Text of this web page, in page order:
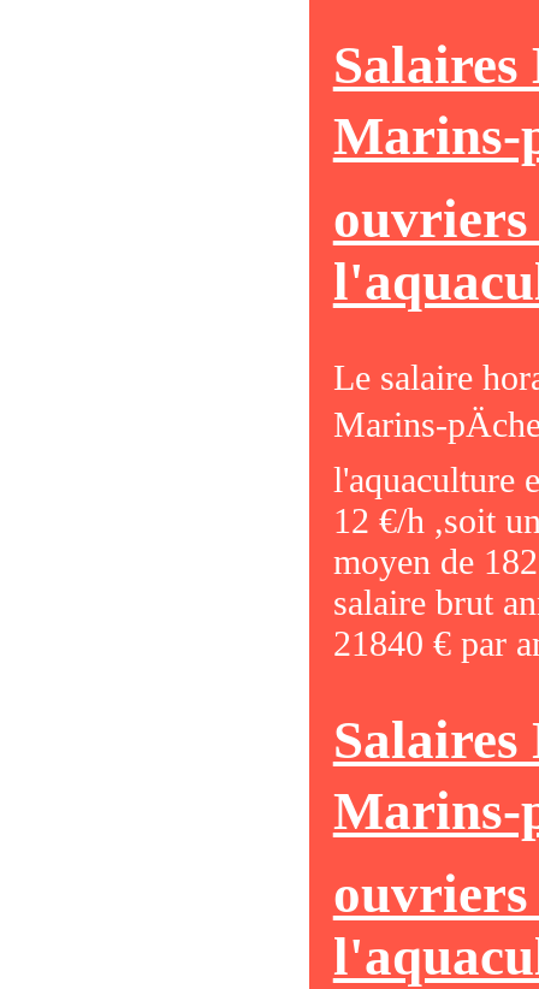
Salaires
Marins-
ouvriers
Le salaire
Marins-
l'aquaculture
12 €/h ,soit
moyen de
salaire brut
21840 € par
Salaires
Marins-
ouvriers